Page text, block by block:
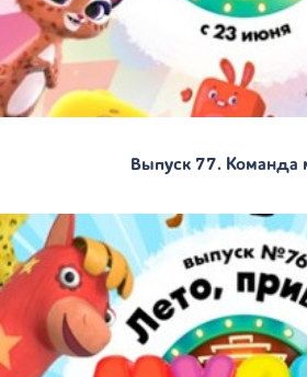
Выпуск 77. Команда